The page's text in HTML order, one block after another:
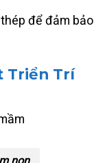
để đảm bảo
Triển Trí